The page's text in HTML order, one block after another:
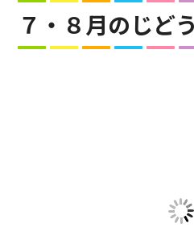
７・８月のじど